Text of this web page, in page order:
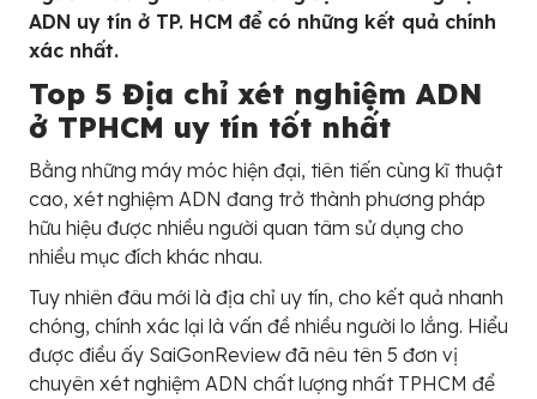
ADN uy tín ở TP. HCM để có những kết quả chính
xác nhất.
Top 5 Địa chỉ xét nghiệm ADN
ở TPHCM uy tín tốt nhất
Bằng những máy móc hiện đại, tiên tiến cùng kĩ thuật
cao, xét nghiệm ADN đang trở thành phương pháp
hữu hiệu được nhiều người quan tâm sử dụng cho
nhiều mục đích khác nhau.
Tuy nhiên đâu mới là địa chỉ uy tín, cho kết quả nhanh
chóng, chính xác lại là vấn đề nhiều người lo lắng. Hiểu
được điều ấy SaiGonReview đã nêu tên 5 đơn vị
chuyên xét nghiệm ADN chất lượng nhất TPHCM để